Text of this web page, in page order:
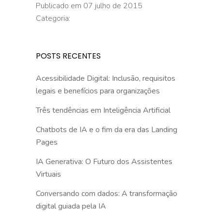
Publicado em 07 julho de 2015
Categoria:
POSTS RECENTES
Acessibilidade Digital: Inclusão, requisitos
legais e benefícios para organizações
Três tendências em Inteligência Artificial
Chatbots de IA e o fim da era das Landing
Pages
IA Generativa: O Futuro dos Assistentes
Virtuais
Conversando com dados: A transformação
digital guiada pela IA